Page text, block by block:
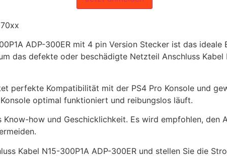
ADP-300ER mit 4 pin Version Stecker ist das
das defekte oder beschädigte Netzteil Anschluss
perfekte Kompatibilität mit der PS4 Pro Konsole und
optimal funktioniert und reibungslos läuft.
how und Geschicklichkeit. Es wird empfohlen, den
Kabel N15-300P1A ADP-300ER und stellen Sie die